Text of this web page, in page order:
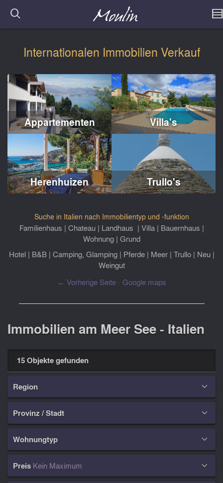
Internationalen Immobilien Verkauf
Appartementen Villa's
Herenhuizen Trullo's
Suche in Italien nach Immobilientyp und -funktion
Familienhaus | Chateau| Landhaus | Villa| Bauernhaus |
Wohnung| Grund
Hotel| B&B| Camping, Glamping| Pferde| Meer| Trullo| Neu |
Weingut
← Vorherige Seite- Google maps
Immobilien am Meer See - Italien
15 Objekte gefunden
Region 
Provinz / Stadt 
Wohnungtyp 
Preis Kein Maximum 